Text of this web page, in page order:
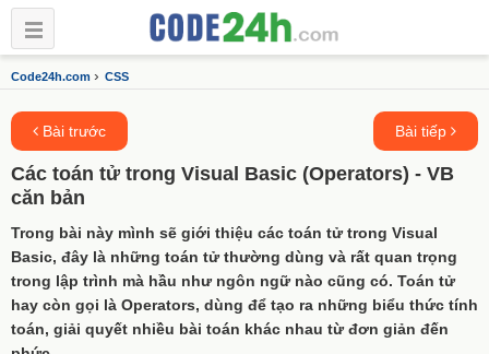
Code24h.com › CSS
Bài trước Bài tiếp
Các toán tử trong Visual Basic (Operators) - VB
căn bản
Trong bài này mình sẽ giới thiệu các toán tử trong Visual
Basic, đây là những toán tử thường dùng và rất quan trọng
trong lập trình mà hầu như ngôn ngữ nào cũng có. Toán tử
hay còn gọi là Operators, dùng để tạo ra những biểu thức tính
toán, giải quyết nhiều bài toán khác nhau từ đơn giản đến